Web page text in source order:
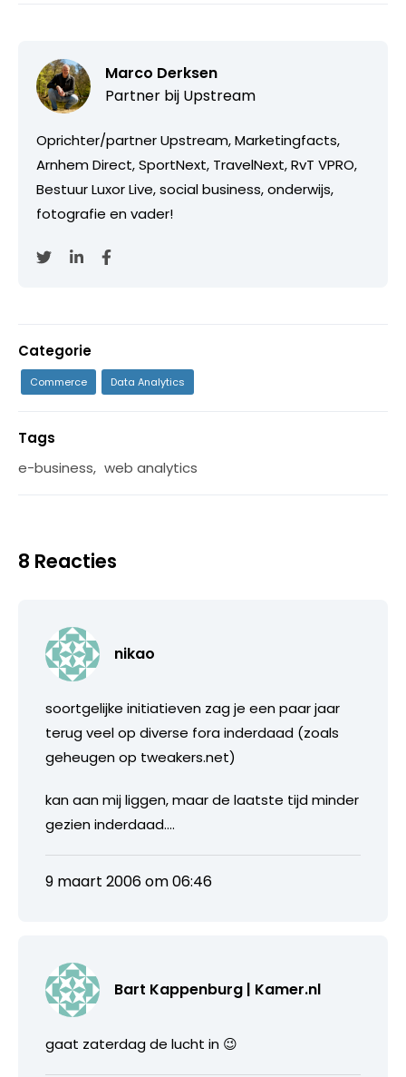
Marco Derksen
Partner bij Upstream
Oprichter/partner Upstream, Marketingfacts,
Arnhem Direct, SportNext, TravelNext, RvT VPRO,
Bestuur Luxor Live, social business, onderwijs,
fotografie en vader!
Categorie
Commerce Data Analytics
Tags
e-business, web analytics
8 Reacties
nikao
soortgelijke initiatieven zag je een paar jaar
terug veel op diverse fora inderdaad (zoals
geheugen op tweakers.net)
kan aan mij liggen, maar de laatste tijd minder
gezien inderdaad….
9 maart 2006 om 06:46
Bart Kappenburg | Kamer.nl
gaat zaterdag de lucht in 😉